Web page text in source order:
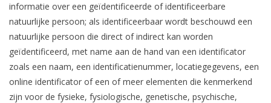
informatie over een geïdentificeerde of identificeerbare
natuurlijke persoon; als identificeerbaar wordt beschouwd een
natuurlijke persoon die direct of indirect kan worden
geïdentificeerd, met name aan de hand van een identificator
zoals een naam, een identificatienummer, locatiegegevens, een
online identificator of een of meer elementen die kenmerkend
zijn voor de fysieke, fysiologische, genetische, psychische,